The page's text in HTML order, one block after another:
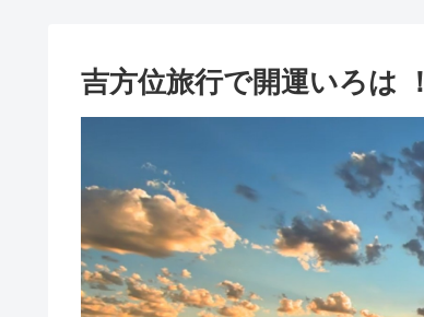
吉方位旅行で開運いろは ！